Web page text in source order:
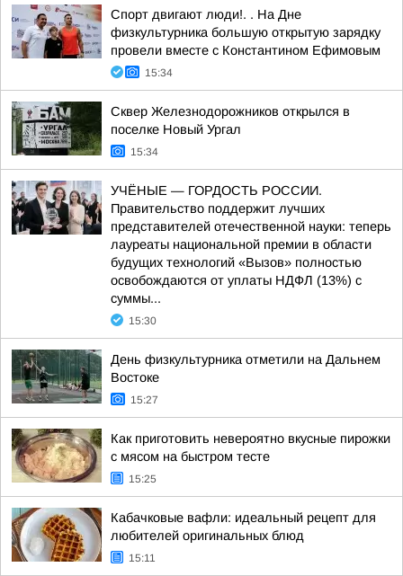
Спорт двигают люди!. . На Дне
физкультурника большую открытую зарядку
провели вместе с Константином Ефимовым
15:34
Сквер Железнодорожников открылся в
поселке Новый Ургал
15:34
УЧЁНЫЕ — ГОРДОСТЬ РОССИИ.
Правительство поддержит лучших
представителей отечественной науки: теперь
лауреаты национальной премии в области
будущих технологий «Вызов» полностью
освобождаются от уплаты НДФЛ (13%) с
суммы...
15:30
День физкультурника отметили на Дальнем
Востоке
15:27
Как приготовить невероятно вкусные пирожки
с мясом на быстром тесте
15:25
Кабачковые вафли: идеальный рецепт для
любителей оригинальных блюд
15:11